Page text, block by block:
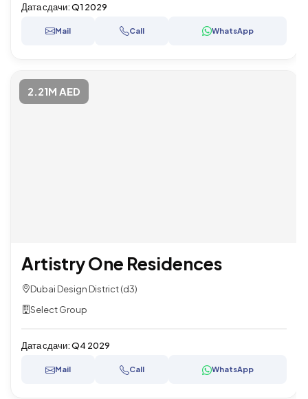
Дата сдачи:Q1 2029
Mail Call WhatsApp
2.21M AED
Artistry One Residences
Dubai Design District (d3)
Select Group
Дата сдачи:Q4 2029
Mail Call WhatsApp